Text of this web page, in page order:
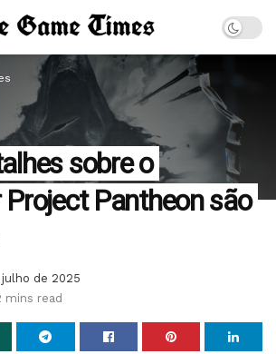
sobre o
Pantheon são
de 2025
mins read